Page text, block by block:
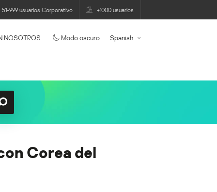
51-999 usuarios Corporativo +1000 usuarios
NOSOTROS Modo oscuro Spanish
Corea del